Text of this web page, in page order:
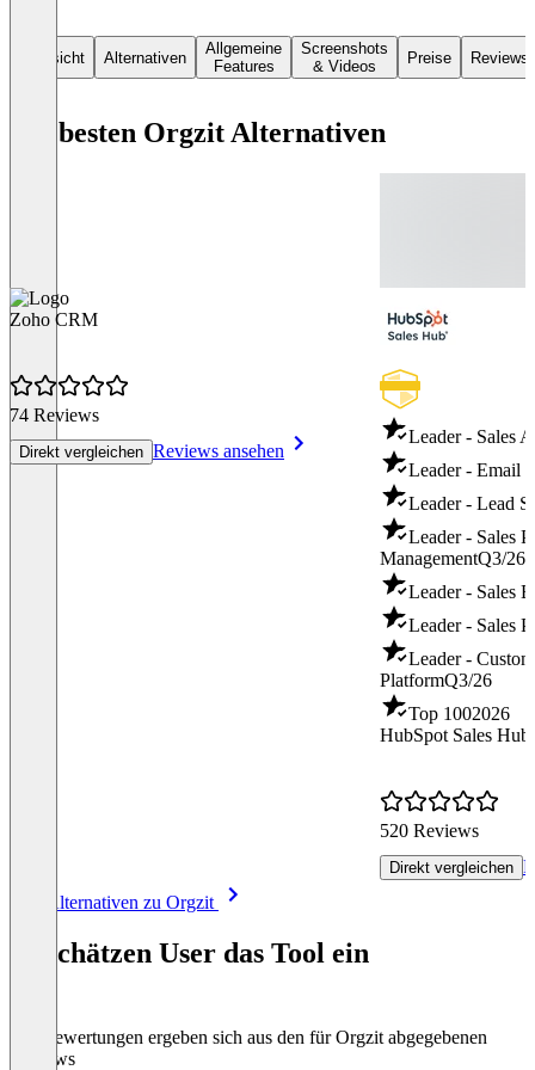
Übersicht Alternativen
Allgemeine
Features
Screenshots
& Videos
Preise Reviews
Die besten Orgzit Alternativen
Zoho CRM
74 Reviews
Direkt vergleichen Reviews ansehen
Leader - Sales
Leader - Email
Leader - Lead
Leader - Sales
ManagementQ3/26
Leader - Sales
Leader - Sales
Leader -
PlatformQ3/26
Top 1002026
HubSpot Sales Hub
520 Reviews
Direkt vergleichen
Alle Alternativen zu Orgzit
So schätzen User das Tool ein
Die Bewertungen ergeben sich aus den für Orgzit abgegebenen
Reviews